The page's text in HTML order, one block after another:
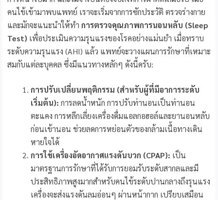
คนไข้เข้ามาพบแพทย์ เราจะเริ่มจากการซักประวัติ ตรวจร่างกาย
และมักจะแนะนำให้ทำ การตรวจคุณภาพการนอนหลับ (Sleep
Test) เพื่อประเมินความรุนแรงของโรคอย่างแม่นยำ เมื่อทราบ
ระดับความรุนแรง (AHI) แล้ว แพทย์จะวางแผนการรักษาที่เหมาะ
สมกับแต่ละบุคคล ซึ่งมีแนวทางหลักๆ ดังนี้ครับ:
การปรับเปลี่ยนพฤติกรรม (สำหรับผู้ที่มีอาการระดับ
เริ่มต้น): การลดน้ำหนัก การปรับท่านอนเป็นท่านอน
ตะแคง การหลีกเลี่ยงเครื่องดื่มแอลกอฮอล์และยานอนหลับ
ก่อนเข้านอน ช่วยลดการหย่อนตัวของกล้ามเนื้อทางเดิน
หายใจได้
การใช้เครื่องอัดอากาศแรงดันบวก (CPAP): เป็น
มาตรฐานการรักษาที่ได้รับการยอมรับระดับสากลและมี
ประสิทธิภาพสูงมากสำหรับคนไข้ระดับปานกลางถึงรุนแรง
เครื่องจะส่งแรงดันลมอ่อนๆ ผ่านหน้ากาก เปรียบเสมือน